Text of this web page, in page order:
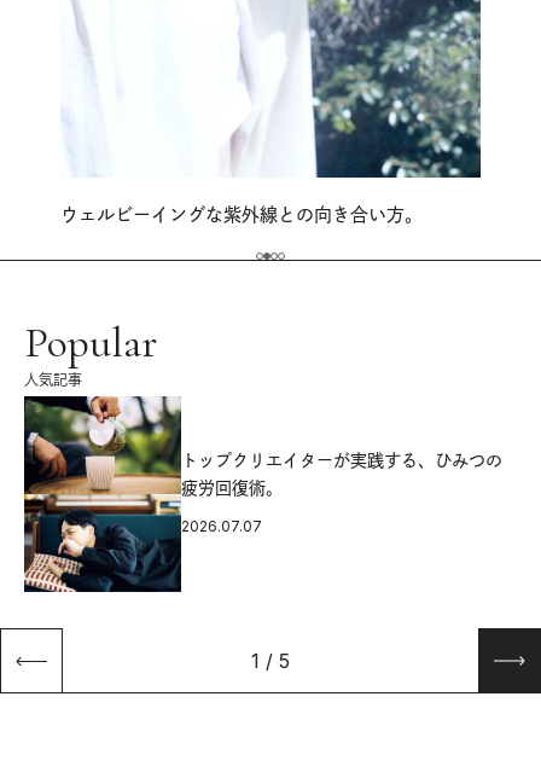
ウェルビーイングな紫外線との向き合い方。
Popular
人気記事
トップクリエイターが実践する、ひみつの
疲労回復術。
2026.07.07
1 / 5